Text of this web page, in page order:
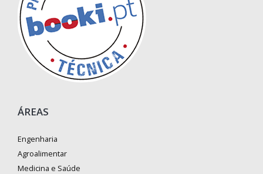
ÁREAS
Engenharia
Agroalimentar
Medicina e Saúde